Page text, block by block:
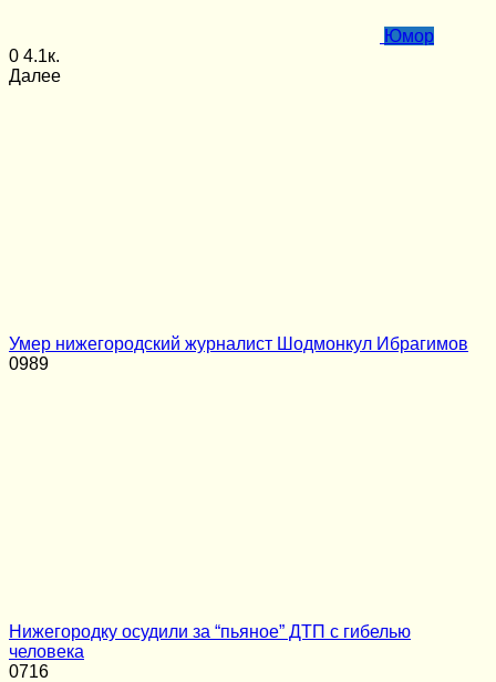
Юмор
0 4.1к.
Далее
Умер нижегородский журналист Шодмонкул Ибрагимов
0989
Нижегородку осудили за “пьяное” ДТП с гибелью
человека
0716